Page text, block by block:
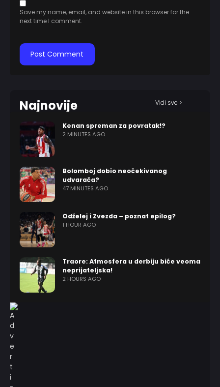
Save my name, email, and website in this browser for the
next time I comment.
Najnovije Vidi sve >
Kenan spreman za povratak!?
2 MINUTES AGO
Bolomboj dobio neočekivanog
udvarača?
47 MINUTES AGO
Odželej i Zvezda – poznat epilog?
1 HOUR AGO
Traore: Atmosfera u derbiju biće veoma
neprijateljska!
2 HOURS AGO